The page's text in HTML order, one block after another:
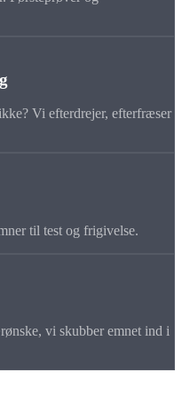
Vi efterdrejer, efterfræser
til test og frigivelse.
vi skubber emnet ind i